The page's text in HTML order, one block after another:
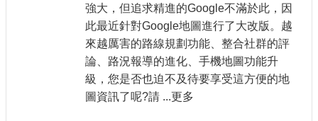
強大，但追求精進的Google不滿於此，因
此最近針對Google地圖進行了大改版。越
來越厲害的路線規劃功能、整合社群的評
論、路況報導的進化、手機地圖功能升
級，您是否也迫不及待要享受這方便的地
圖資訊了呢?請 ...更多